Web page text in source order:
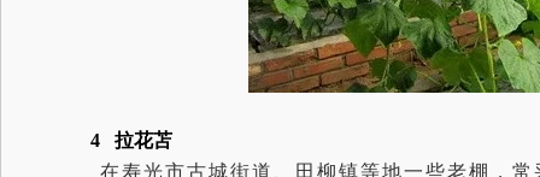
4 拉花苫
在寿光市古城街道、田柳镇等地一些老棚，